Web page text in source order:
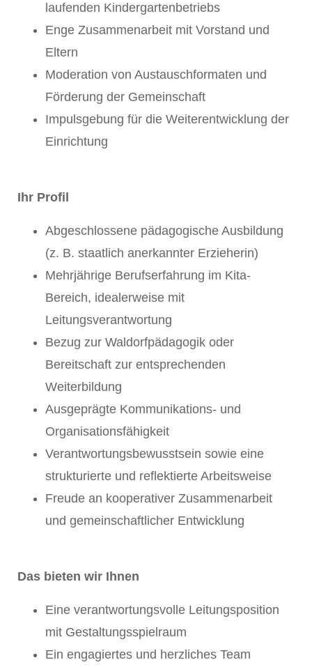
laufenden Kindergartenbetriebs
Enge Zusammenarbeit mit Vorstand und
Eltern
Moderation von Austauschformaten und
Förderung der Gemeinschaft
Impulsgebung für die Weiterentwicklung der
Einrichtung
Ihr Profil
Abgeschlossene pädagogische Ausbildung
(z. B. staatlich anerkannter Erzieherin)
Mehrjährige Berufserfahrung im Kita-
Bereich, idealerweise mit
Leitungsverantwortung
Bezug zur Waldorfpädagogik oder
Bereitschaft zur entsprechenden
Weiterbildung
Ausgeprägte Kommunikations- und
Organisationsfähigkeit
Verantwortungsbewusstsein sowie eine
strukturierte und reflektierte Arbeitsweise
Freude an kooperativer Zusammenarbeit
und gemeinschaftlicher Entwicklung
Das bieten wir Ihnen
Eine verantwortungsvolle Leitungsposition
mit Gestaltungsspielraum
Ein engagiertes und herzliches Team